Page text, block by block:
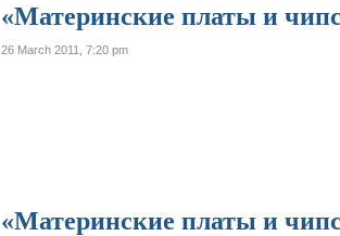
«Материнские платы и
26 March 2011, 7:20 pm
«Материнские платы и